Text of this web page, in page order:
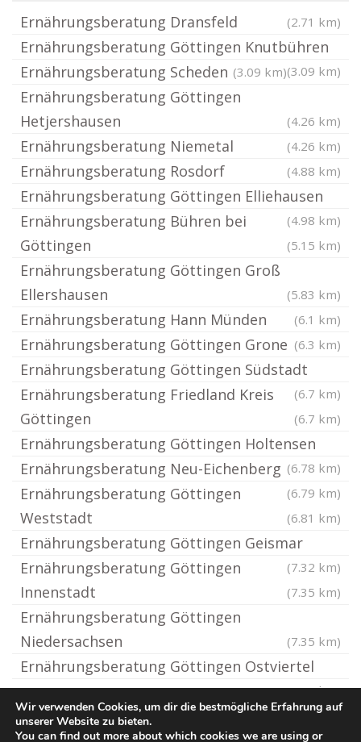
Ernährungsberatung Dransfeld (2.71 km)
Ernährungsberatung Göttingen Knutbühren
(3.09 km)
Ernährungsberatung Scheden (3.09 km)
Ernährungsberatung Göttingen
Hetjershausen
(4.26 km)
Ernährungsberatung Niemetal (4.26 km)
Ernährungsberatung Rosdorf (4.88 km)
Ernährungsberatung Göttingen Elliehausen
(4.98 km)
Ernährungsberatung Bühren bei
Göttingen
(5.15 km)
Ernährungsberatung Göttingen Groß
Ellershausen
(5.83 km)
Ernährungsberatung Hann Münden (6.1 km)
Ernährungsberatung Göttingen Grone (6.3 km)
Ernährungsberatung Göttingen Südstadt
(6.7 km)
Ernährungsberatung Friedland Kreis
Göttingen
(6.7 km)
Ernährungsberatung Göttingen Holtensen
(6.78 km)
Ernährungsberatung Neu-Eichenberg
(6.79 km)
Ernährungsberatung Göttingen
Weststadt
(6.81 km)
Ernährungsberatung Göttingen Geismar
(7.32 km)
Ernährungsberatung Göttingen
Innenstadt
(7.35 km)
Ernährungsberatung Göttingen
Niedersachsen
(7.35 km)
Ernährungsberatung Göttingen Ostviertel
(7.93 km)
Wir verwenden Cookies, um dir die bestmögliche Erfahrung auf
unserer Website zu bieten.
You can find out more about which cookies we are using or